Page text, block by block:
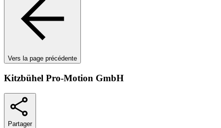
Vers la page précédente
Kitzbühel Pro-Motion GmbH
Partager